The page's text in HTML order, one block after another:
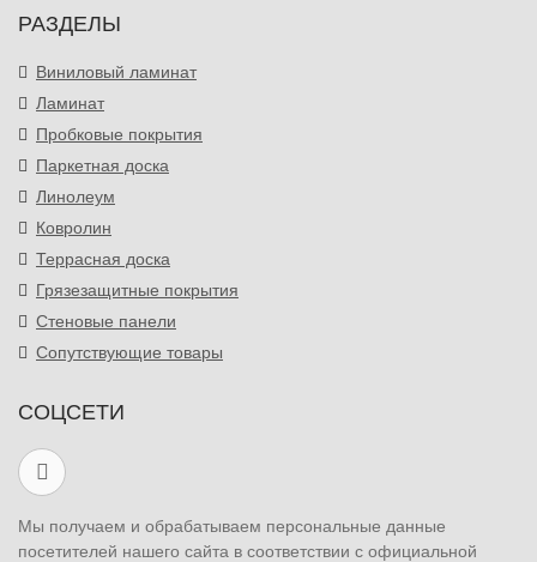
РАЗДЕЛЫ
Виниловый ламинат
Ламинат
Пробковые покрытия
Паркетная доска
Линолеум
Ковролин
Террасная доска
Грязезащитные покрытия
Стеновые панели
Сопутствующие товары
СОЦСЕТИ
Мы получаем и обрабатываем персональные данные
посетителей нашего сайта в соответствии с официальной